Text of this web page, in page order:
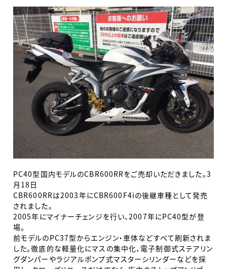
PC40型国内モデルのCBR600RRをご売却いただきました。3
月18日
CBR600RRは2003年にCBR600F4iの後継車種として発売
されました。
2005年にマイナーチェンジを行い、2007年にPC40型が登
場。
前モデルのPC37型からエンジン・車体などすべて刷新されま
した。徹底的な軽量化にマスの集中化、電子制御式ステアリン
グダンパーやラジアルポンプ式マスターシリンダーなどを採